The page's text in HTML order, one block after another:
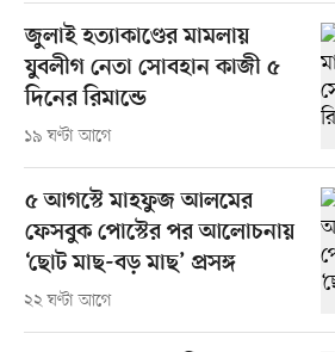
জুলাই হত্যাকাণ্ডের মামলায়
যুবলীগ নেতা সোবহান কাজী ৫
দিনের রিমান্ডে
১৯ ঘণ্টা আগে
৫ আগস্টে মাহফুজ আলমের
ফেসবুক পোস্টের পর আলোচনায়
‘ছোট মাছ-বড় মাছ’ প্রসঙ্গ
২২ ঘণ্টা আগে